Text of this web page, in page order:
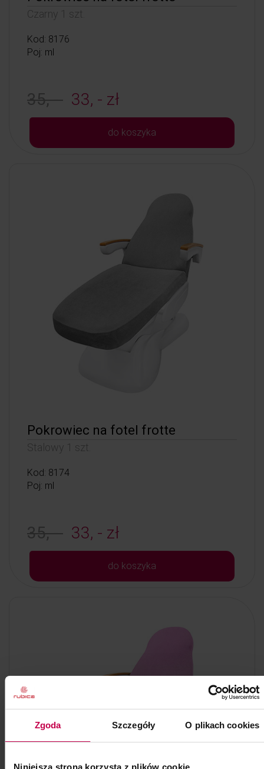
Zgoda Szczegóły O plikach cookies
Niniejsza strona korzysta z plików cookie
Czarny 1 szt.
Kod: 8176
Poj: ml
35, - 33, - zł
do koszyka
Pokrowiec na fotel frotte
Stalowy 1 szt.
Kod: 8174
Poj: ml
35, - 33, - zł
do koszyka